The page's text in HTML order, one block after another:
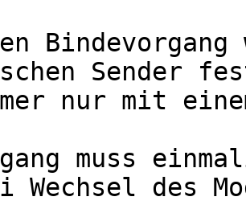
Sender
nur mit
muss
Wechsel des